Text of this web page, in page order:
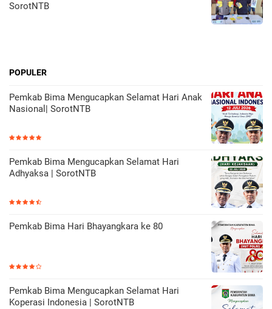
SorotNTB
POPULER
Pemkab Bima Mengucapkan Selamat Hari Anak
Nasional| SorotNTB
Pemkab Bima Mengucapkan Selamat Hari
Adhyaksa | SorotNTB
Pemkab Bima Hari Bhayangkara ke 80
Pemkab Bima Mengucapkan Selamat Hari
Koperasi Indonesia | SorotNTB